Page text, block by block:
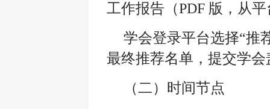
工作报告（PDF 版，从
学会登录平台选择“推
最终推荐名单，提交学
（二）时间节点